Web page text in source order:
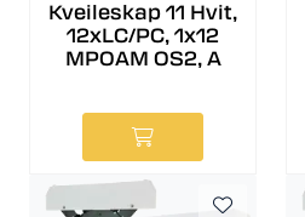
Kveileskap 11 Hvit,
12xLC/PC, 1x12
MPOAM OS2, A